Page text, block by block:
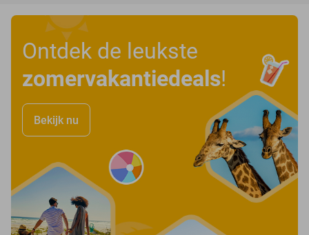
Ontdek de leukste
zomervakantiedeals!
Bekijk nu